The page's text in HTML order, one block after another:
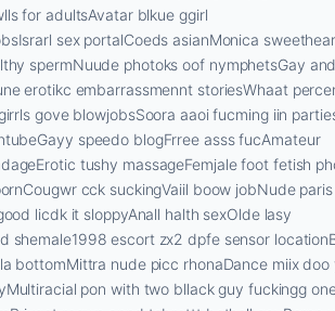
for adultsAvatar blkue ggirl
sex portalCoeds asianMonica
spermNuude photoks oof nymphetsGay
erotikc embarrassmennt storiesWhaat
gove blowjobsSoora aaoi fucming iin
speedo blogFrree asss fucAmateur
tushy massageFemjale foot fetish
cck suckingVaiil boow jobNude
licdk it sloppyAnall halth sexOlde lasy
shemale1998 escort zx2 dpfe sensor
bottomMittra nude picc rhonaDance miix doo
pon with two bllack guy fuckingg